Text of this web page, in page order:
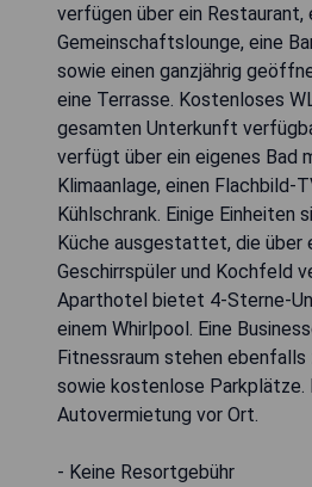
verfügen über ein Restaurant,
Gemeinschaftslounge, eine
sowie einen ganzjährig
eine Terrasse. Kostenloses
gesamten Unterkunft
verfügt über ein eigenes Bad
Klimaanlage, einen Flachbild-
Kühlschrank. Einige Einheiten
Küche ausgestattet, die über
Geschirrspüler und Kochfeld
Aparthotel bietet 4-Sterne-
einem Whirlpool. Eine
Fitnessraum stehen ebenfalls
sowie kostenlose Parkplätze.
Autovermietung vor Ort.
- Keine Resortgebühr